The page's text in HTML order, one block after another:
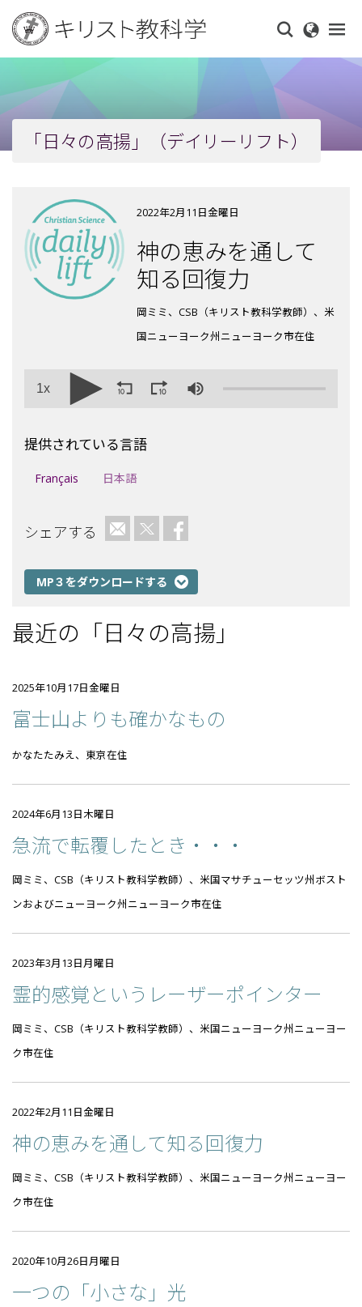
main
content
「日々の高揚」（デイリーリフト）
2022年2月11日金曜日
神の恵みを通して
知る回復力
岡ミミ、CSB（キリスト教科学教師）、米
国ニューヨーク州ニューヨーク市在住
1x
提供されている言語
Français 日本語
シェアする eメールを送る
ツイッターフェイスブック
MP３をダウンロードする
最近の「日々の高揚」
2025年10月17日金曜日
富士山よりも確かなもの
かなたたみえ、東京在住
2024年6月13日木曜日
急流で転覆したとき・・・
岡ミミ、CSB（キリスト教科学教師）、米国マサチューセッツ州ボスト
ンおよびニューヨーク州ニューヨーク市在住
2023年3月13日月曜日
霊的感覚というレーザーポインター
岡ミミ、CSB（キリスト教科学教師）、米国ニューヨーク州ニューヨー
ク市在住
2022年2月11日金曜日
神の恵みを通して知る回復力
岡ミミ、CSB（キリスト教科学教師）、米国ニューヨーク州ニューヨー
ク市在住
2020年10月26日月曜日
一つの「小さな」光